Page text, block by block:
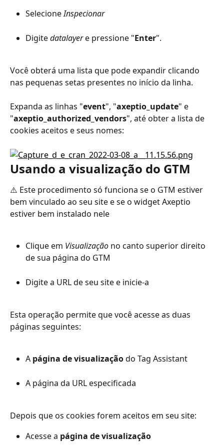
Selecione Inspecionar
Digite datalayer e pressione "Enter".
Você obterá uma lista que pode expandir clicando
nas pequenas setas presentes no início da linha.
Expanda as linhas "event", "axeptio_update" e
"axeptio_authorized_vendors", até obter a lista de
cookies aceitos e seus nomes:
Usando a visualização do GTM
⚠️ Este procedimento só funciona se o GTM estiver
bem vinculado ao seu site e se o widget Axeptio
estiver bem instalado nele
Clique em Visualização no canto superior direito
de sua página do GTM
Digite a URL de seu site e inicie-a
Esta operação permite que você acesse as duas
páginas seguintes:
A página de visualização do Tag Assistant
A página da URL especificada
Depois que os cookies forem aceitos em seu site:
Acesse a página de visualização